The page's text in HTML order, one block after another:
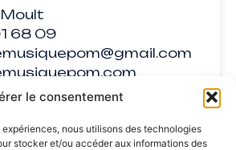
le consentement
nous utilisons des technologies
stocker et/ou accéder aux informations des
68 09